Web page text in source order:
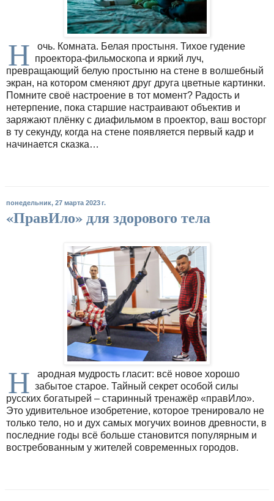
Н
очь. Комната. Белая простыня. Тихое гудение
проектора-фильмоскопа и яркий луч,
превращающий белую простыню на стене в волшебный
экран, на котором сменяют друг друга цветные картинки.
Помните своё настроение в тот момент? Радость и
нетерпение, пока старшие настраивают объектив и
заряжают плёнку с диафильмом в проектор, ваш восторг
в ту секунду, когда на стене появляется первый кадр и
начинается сказка…
понедельник, 27 марта 2023 г.
«ПравИло» для здорового тела
Н
ародная мудрость гласит: всё новое хорошо
забытое старое. Тайный секрет особой силы
русских богатырей – старинный тренажёр «правИло».
Это удивительное изобретение, которое тренировало не
только тело, но и дух самых могучих воинов древности, в
последние годы всё больше становится популярным и
востребованным у жителей современных городов.